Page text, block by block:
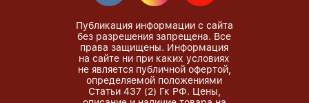
Публикация информации с сайта
без разрешения запрещена. Все
права защищены. Информация
на сайте ни при каких условиях
не является публичной офертой,
определяемой положениями
Статьи 437 (2) Гк РФ. Цены,